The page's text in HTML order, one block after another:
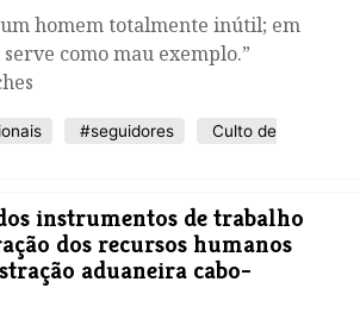
um homem totalmente inútil; em
como mau exemplo.”
#seguidores
Culto de
instrumentos de trabalho
dos recursos humanos
aduaneira cabo-